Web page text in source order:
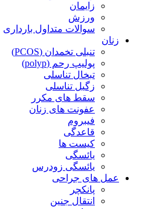
زایمان
ورزش
سوالات متداول بارداری
زنان
تنبلی تخمدان (PCOS)
پولیپ رحم (polyp)
تبخال تناسلی
زگیل تناسلی
سقط های مکرر
عفونت های زنان
فیبروم
قاعدگی
کیست ها
یائسگی
یائسگی زودرس
عمل های جراحی
پانکچر
انتقال جنین